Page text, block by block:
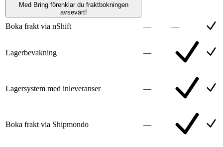
Med Bring förenklar du fraktbokningen
avsevärt!
Boka frakt via nShift — —
Lagerbevakning —
Lagersystem med inleveranser —
Boka frakt via Shipmondo —